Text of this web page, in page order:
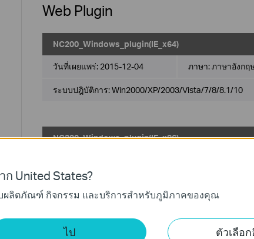
Web Plugin
NC200_Windows_plugin(IE_x64)
วันที่เผยแพร่: 2015-12-04 ภาษา:ภาษาอังกฤ
ระบบปฎิบัติการ: Win2000/XP/2003/Vista/7/8/8.1/10
NC200_Windows_plugin(IE_x86)
ระบบปฎิบัติการ: Win2000/XP/2003/Vista/7/8/8.1/10
NC200_Windows_plugin(NON-IE_x64)
ก United States?
ผลิตภัณฑ์ กิจกรรม และบริการสำหรับภูมิภาคของคุณ
ไป ตัวเลือ